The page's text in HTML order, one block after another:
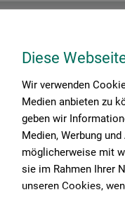
Diese
Wir verwenden
Medien anbieten zu
geben wir
Medien, Werbung
möglicherweise mit
sie im Rahmen Ihrer
unseren Cookies,